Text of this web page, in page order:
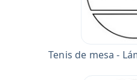
Tenis de mesa -